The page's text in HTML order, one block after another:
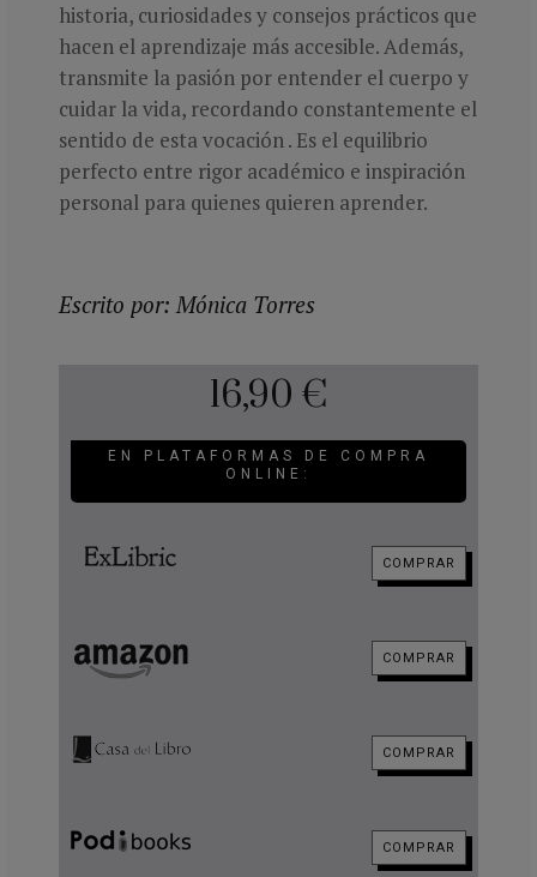
historia, curiosidades y consejos prácticos que
hacen el aprendizaje más accesible. Además,
transmite la pasión por entender el cuerpo y
cuidar la vida, recordando constantemente el
sentido de esta vocación . Es el equilibrio
perfecto entre rigor académico e inspiración
personal para quienes quieren aprender.
Escrito por: Mónica Torres
16,90 €
EN PLATAFORMAS DE COMPRA
ONLINE:
COMPRAR
COMPRAR
COMPRAR
COMPRAR